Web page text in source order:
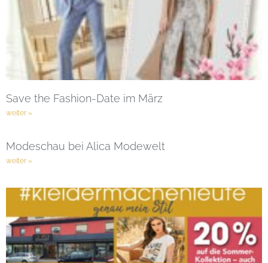
Save the Fashion-Date im März
weiter »
Modeschau bei Alica Modewelt
weiter »